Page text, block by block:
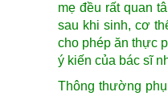
mẹ đều rất quan
sau khi sinh, cơ
cho phép ăn thực
ý kiến của bác sĩ
Thông thường